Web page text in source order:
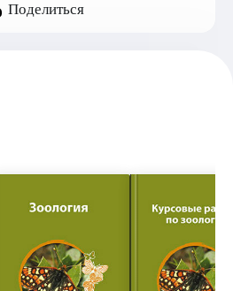
Поделиться